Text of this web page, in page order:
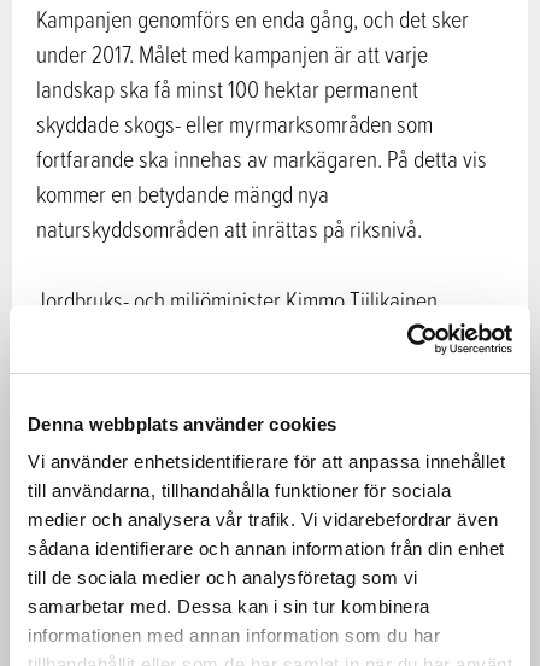
Denna webbplats använder cookies
Vi använder enhetsidentifierare för att anpassa innehållet
till användarna, tillhandahålla funktioner för sociala
medier och analysera vår trafik. Vi vidarebefordrar även
sådana identifierare och annan information från din enhet
till de sociala medier och analysföretag som vi
samarbetar med. Dessa kan i sin tur kombinera
informationen med annan information som du har
Kampanjen genomförs en enda gång, och det sker
under 2017. Målet med kampanjen är att varje
landskap ska få minst 100 hektar permanent
skyddade skogs- eller myrmarksområden som
fortfarande ska innehas av markägaren. På detta vis
kommer en betydande mängd nya
naturskyddsområden att inrättas på riksnivå.
Jordbruks- och miljöminister Kimmo Tiilikainen
sammankallade i januari 2016 en bred skara
intressentgrupper inom skogsbranschen till
läge där finansieringen av naturvården har skurits
ned och man samtidigt vill öka avverkningen med
tanke på den växande bioekonomins behov. Målet
med denna s.k. rundabordsprocess har varit att nå
samsyn och hitta nya metoder och insatser för att
skogarnas biologiska mångfald ska tryggas. Under
rundabordsdiskussionerna har statliga och privata